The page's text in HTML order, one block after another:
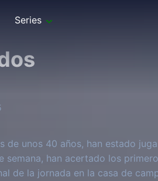
Series
de unos 40 años, han estado
semana, han acertado los
de la jornada en la casa de